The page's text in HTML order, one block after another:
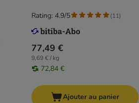
77,49 €
9,69 € / kg
72,84 €
Rating: 4.9/5 (11)
Ajouter au panier